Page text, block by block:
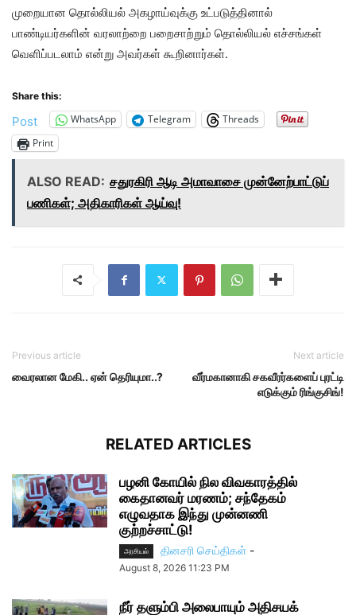
முறையான தொல்லியல் அகழாய்வுக்கு உட்படுத்தினால்
பாண்டியர்களின் வரலாற்றை பறைசாற்றும் தொல்லியல் எச்சங்கள்
வெளிப்படலாம் என்று அவர்கள் கூறினார்கள்.
Share this:
Post WhatsApp Telegram
Threads
Print
ALSO READ: சதுரகிரி ஆடி அமாவாசை முன்னேற்பாட்டுப்
பணிகள்; அதிகாரிகள் ஆய்வு!
Previous article
வைரலான மேகி.. ஏன் தெரியுமா..?
Next article
வீர்‌மகானாகி சகவீரர்களைப் புரட்டி
எடுக்கும் ரிங்குசிங்!
RELATED ARTICLES
பழனி கோயில் நில விவகாரத்தில்
கைதானவர் மரணம்; சந்தேகம்
எழுவதாக இந்து முன்னணி
குற்றச்சாட்டு!
அரசியல் தினசரி செய்திகள் -
August 8, 2026 11:23 PM
நீர் தளும்பி அலைபாயும் அதிசயக்